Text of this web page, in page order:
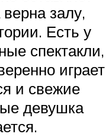
залу,
Есть у
спектакли,
играет
и свежие
девушка